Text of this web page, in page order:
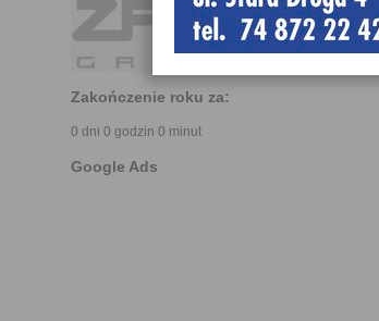
Zakończenie roku za:
0 dni 0 godzin 0 minut
Google Ads